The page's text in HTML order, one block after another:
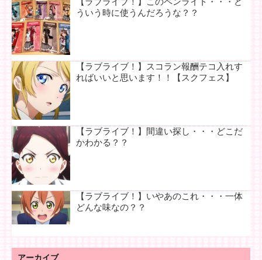
ういう時に使うんだろうな？？
【ラブライブ！】スコラン報酬テコ入れす
ればいいと思います！！【スクフェス】
【ラブライブ！】間違い探し・・・どこだ
かわかる？？
【ラブライブ！】いやあのこれ・・・一体
どんな味なの？？
アーカイブ